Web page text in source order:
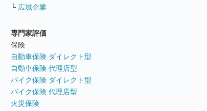
└ 広域企業
専門家評価
保険
自動車保険 ダイレクト型
自動車保険 代理店型
バイク保険 ダイレクト型
バイク保険 代理店型
火災保険